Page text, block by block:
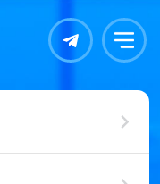
Контакты Меню